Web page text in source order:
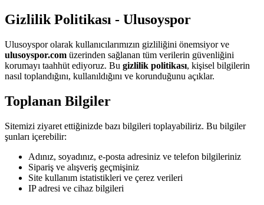
Gizlilik Politikası - Ulusoyspor
Ulusoyspor olarak kullanıcılarımızın gizliliğini önemsiyor ve
ulusoyspor.com üzerinden sağlanan tüm verilerin güvenliğini
korumayı taahhüt ediyoruz. Bu gizlilik politikası, kişisel bilgilerin
nasıl toplandığını, kullanıldığını ve korunduğunu açıklar.
Toplanan Bilgiler
Sitemizi ziyaret ettiğinizde bazı bilgileri toplayabiliriz. Bu bilgiler
şunları içerebilir:
Adınız, soyadınız, e-posta adresiniz ve telefon bilgileriniz
Sipariş ve alışveriş geçmişiniz
Site kullanım istatistikleri ve çerez verileri
IP adresi ve cihaz bilgileri